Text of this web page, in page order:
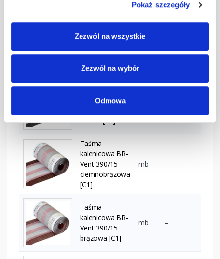
Pokaż szczegóły
Zezwól na wszystkie
Zezwól na wybór
Odmowa
Taśma
kalenicowa BR-
Vent 390/15
ceglasta [C1]
Taśma
kalenicowa BR-
czarna [C1]
Taśma
kalenicowa BR-
Vent 390/15
ciemnobrązowa
[C1]
mb –
Taśma
kalenicowa BR-
Vent 390/15
brązowa [C1]
mb –